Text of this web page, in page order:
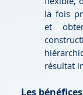
la fois
et
résultat
Les bénéfices